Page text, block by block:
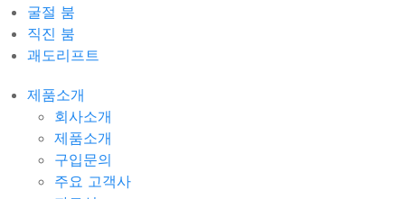
굴절 붐
직진 붐
괘도리프트
제품소개
회사소개
제품소개
구입문의
주요 고객사